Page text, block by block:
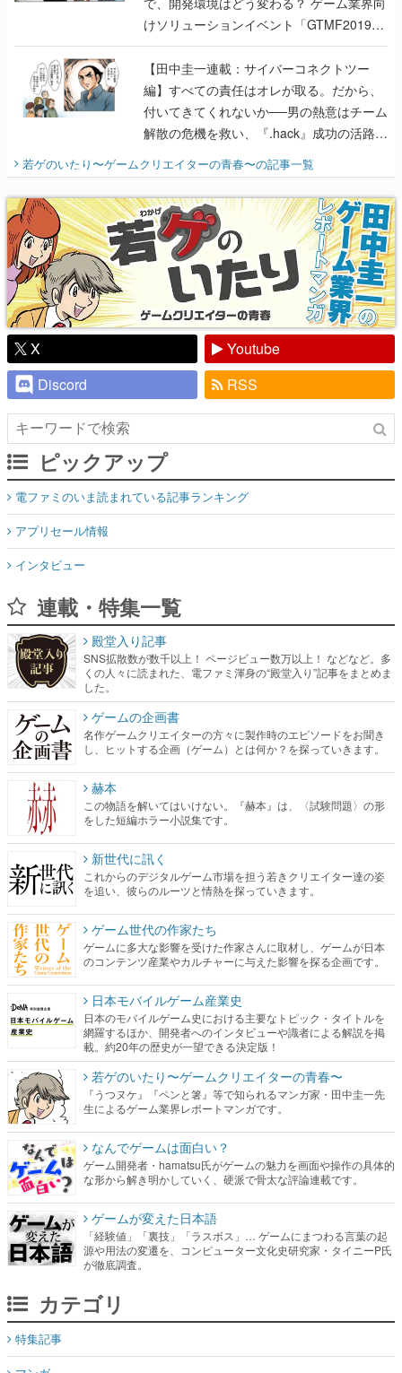
編】すべての責任はオレが取る。だから、
付いてきてくれないか──男の熱意はチーム
解散の危機を救い、『.hack』成功の活路を
開く。業界の快男児・松山 洋に流れる血は
『少年ジャンプ』色だった【若ゲのいた
り】
若ゲのいたり〜ゲームクリエイターの青春〜の記事一覧
X
Youtube
Discord
RSS
ピックアップ
電ファミのいま読まれている記事ランキング
アプリセール情報
インタビュー
連載・特集一覧
くの人々に読まれた、電ファミ渾身の“殿堂入り”記事をまとめま
した。
ゲームの企画書
名作ゲームクリエイターの方々に製作時のエピソードをお聞き
し、ヒットする企画（ゲーム）とは何か？を探っていきます。
赫本
この物語を解いてはいけない。『赫本』は、〈試験問題〉の形
をした短編ホラー小説集です。
新世代に訊く
これからのデジタルゲーム市場を担う若きクリエイター達の姿
を追い、彼らのルーツと情熱を探っていきます。
ゲーム世代の作家たち
ゲームに多大な影響を受けた作家さんに取材し、ゲームが日本
のコンテンツ産業やカルチャーに与えた影響を探る企画です。
日本モバイルゲーム産業史
日本のモバイルゲーム史における主要なトピック・タイトルを
網羅するほか、開発者へのインタビューや識者による解説を掲
若ゲのいたり〜ゲームクリエイターの青春〜
『うつヌケ』『ペンと箸』等で知られるマンガ家・田中圭一先
生によるゲーム業界レポートマンガです。
なんでゲームは面白い？
ゲーム開発者・hamatsu氏がゲームの魅力を画面や操作の具体的
な形から解き明かしていく、硬派で骨太な評論連載です。
ゲームが変えた日本語
「経験値」「裏技」「ラスボス」… ゲームにまつわる言葉の起
源や用法の変遷を、コンピューター文化史研究家・タイニーP氏
カテゴリ
マンガ
女性向け